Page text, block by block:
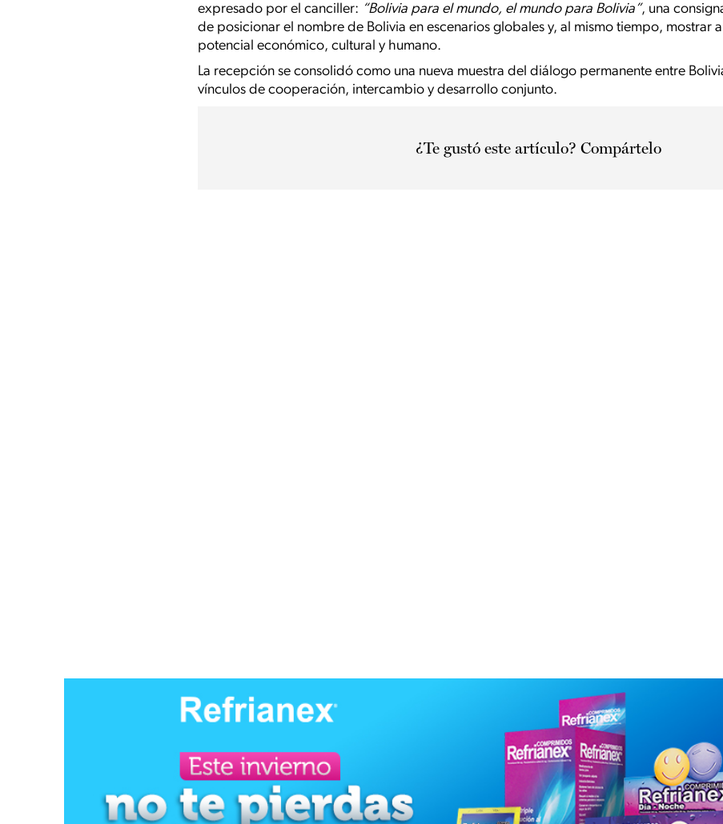
expresado por el canciller: “Bolivia para el mundo, el mundo para Bolivia”, una
de posicionar el nombre de Bolivia en escenarios globales y, al mismo tiempo, mostrar
potencial económico, cultural y humano.
La recepción se consolidó como una nueva muestra del diálogo permanente entre
vínculos de cooperación, intercambio y desarrollo conjunto.
¿Te gustó este artículo? Compártelo